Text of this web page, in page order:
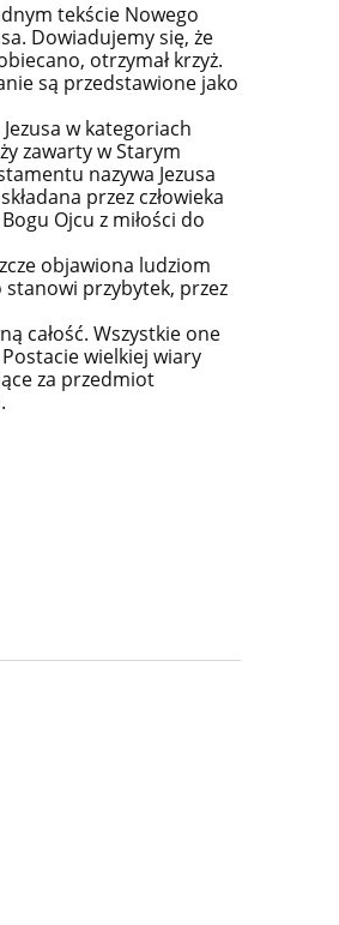
tekście Nowego
Dowiadujemy się, że
otrzymał krzyż.
są przedstawione jako
w kategoriach
zawarty w Starym
nazywa Jezusa
przez człowieka
Ojcu z miłości do
objawiona ludziom
stanowi przybytek, przez
całość. Wszystkie one
wielkiej wiary
za przedmiot